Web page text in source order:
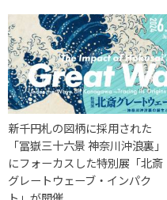
新千円札の図柄に採用された
「冨嶽三十六景 神奈川沖浪裏」
にフォーカスした特別展「北斎
グレートウェーブ・インパク